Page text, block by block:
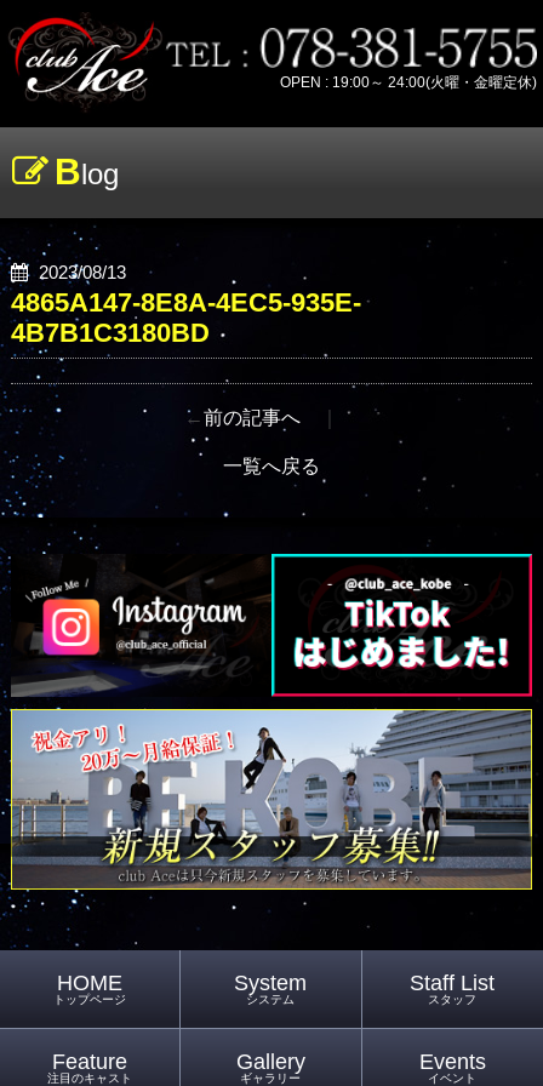
OPEN : 19:00～ 24:00(火曜・金曜定休)
Blog
2023/08/13
4865A147-8E8A-4EC5-935E-
4B7B1C3180BD
←前の記事へ ｜
一覧へ戻る
HOME
トップページ
System
システム
Staff List
スタッフ
Feature
注目のキャスト
Gallery
ギャラリー
Events
イベント